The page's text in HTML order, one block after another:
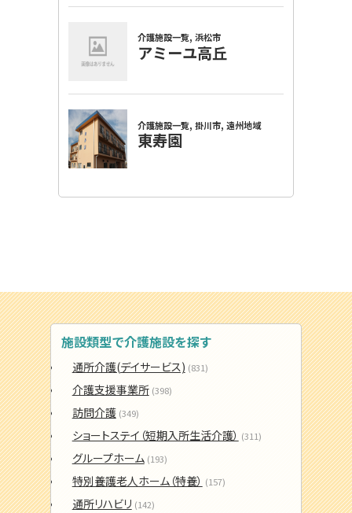
施設類型で介護施設を探す
通所介護(デイサービス) (831)
介護支援事業所 (398)
訪問介護 (349)
ショートステイ（短期入所生活介護） (311)
グループホーム (193)
特別養護老人ホーム（特養） (157)
通所リハビリ (142)